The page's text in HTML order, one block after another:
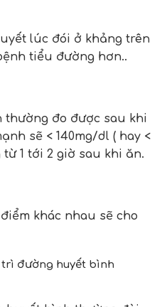
lúc đói ở khảng trên
tiểu đường hơn..
đo được sau khi
sẽ < 140mg/dl ( hay <
từ 1 tới 2 giờ sau khi ăn.
khác nhau sẽ cho
trì đường huyết bình